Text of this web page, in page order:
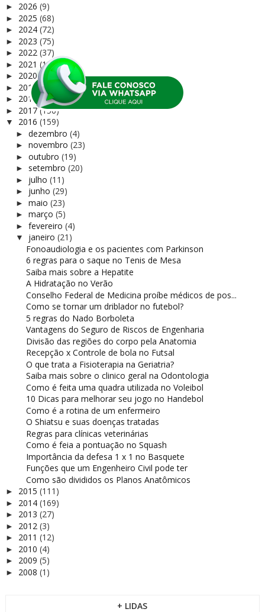
► 2026 (9)
► 2025 (68)
► 2024 (72)
► 2023 (75)
► 2022 (37)
► 2021 (122)
► 2020(165)
► 2019(81)
► 2018(169)
► 2017(156)
▼ 2016 (159)
► dezembro (4)
► novembro (23)
► outubro (19)
► setembro (20)
► julho (11)
► junho (29)
► maio (23)
► março (5)
► fevereiro (4)
▼ janeiro (21)
Fonoaudiologia e os pacientes com Parkinson
6 regras para o saque no Tenis de Mesa
Saiba mais sobre a Hepatite
A Hidratação no Verão
Conselho Federal de Medicina proíbe médicos de pos...
Como se tornar um driblador no futebol?
5 regras do Nado Borboleta
Vantagens do Seguro de Riscos de Engenharia
Divisão das regiões do corpo pela Anatomia
Recepção x Controle de bola no Futsal
O que trata a Fisioterapia na Geriatria?
Saiba mais sobre o clinico geral na Odontologia
Como é feita uma quadra utilizada no Voleibol
10 Dicas para melhorar seu jogo no Handebol
Como é a rotina de um enfermeiro
O Shiatsu e suas doenças tratadas
Regras para clínicas veterinárias
Como é feia a pontuação no Squash
Importância da defesa 1 x 1 no Basquete
Funções que um Engenheiro Civil pode ter
Como são divididos os Planos Anatômicos
► 2015 (111)
► 2014 (169)
► 2013 (27)
► 2012 (3)
► 2011 (12)
► 2010 (4)
► 2009 (5)
► 2008 (1)
+ LIDAS